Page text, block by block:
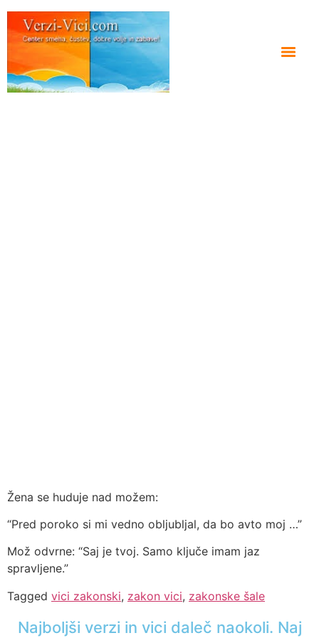
Žena se huduje nad možem:
“Pred poroko si mi vedno obljubljal, da bo avto moj …”
Mož odvrne: “Saj je tvoj. Samo ključe imam jaz
spravljene.”
Tagged vici zakonski, zakon vici, zakonske šale
Najboljši verzi in vici daleč naokoli. Naj